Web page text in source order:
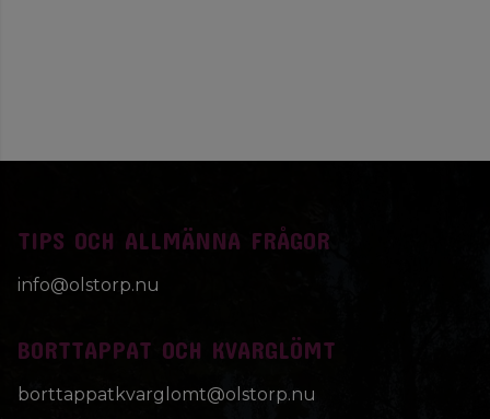
TIPS OCH ALLMÄNNA FRÅGOR
info@olstorp.nu
BORTTAPPAT OCH KVARGLÖMT
borttappatkvarglomt@olstorp.nu